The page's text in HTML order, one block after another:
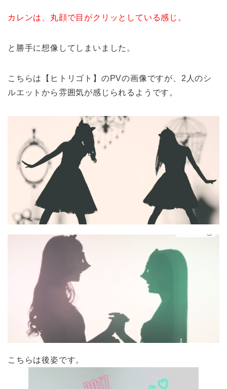
カレンは、丸顔で目がクリッとしている感じ。
と勝手に想像してしまいました。
こちらは【ヒトリゴト】のPVの画像ですが、2人のシ
ルエットから雰囲気が感じられるようです。
こちらは後姿です。